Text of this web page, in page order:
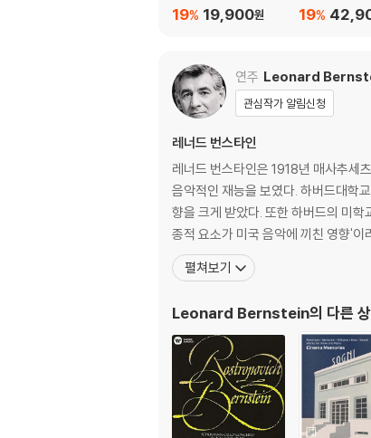
/ 비발디: 2대의 바이올
곡반]
19,900원
19%
노 카르미뇰라
19%
연주 Leonard
관심작가 알림신청
레너드 번스타인
레너드 번스타인은 1918년 매사추세
음악적인 재능을 보였다. 하버드대
향을 크게 받았다. 또한 하버드의 미
펼쳐보기
Leonard Bernstein의 다른